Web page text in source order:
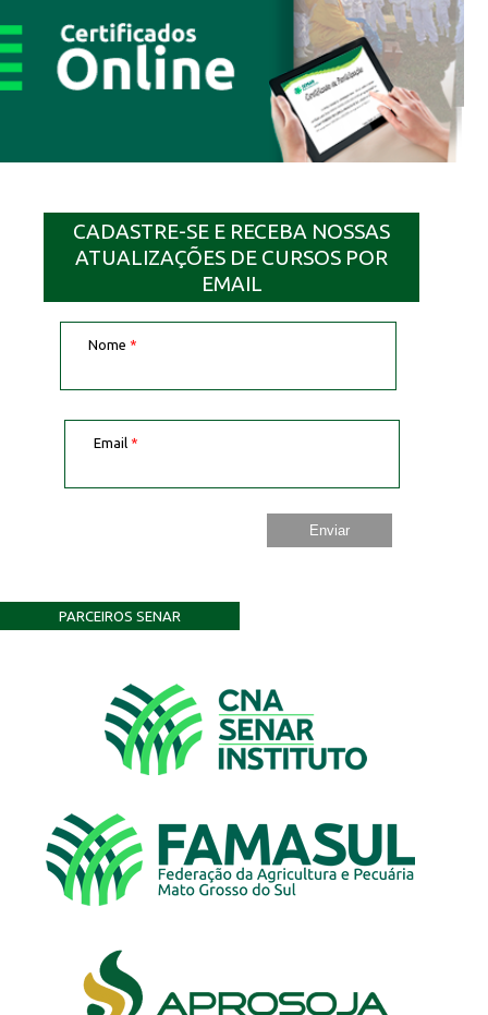
CADASTRE-SE E RECEBA NOSSAS
ATUALIZAÇÕES DE CURSOS POR
EMAIL
Nome *
Email *
PARCEIROS SENAR